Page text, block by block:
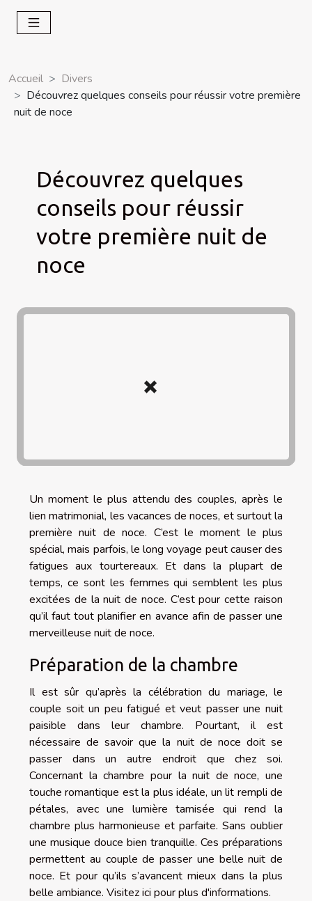
Accueil
Divers
Découvrez quelques conseils pour réussir votre première
nuit de noce
Découvrez quelques
conseils pour réussir
votre première nuit de
noce
Un moment le plus attendu des couples, après le
lien matrimonial, les vacances de noces, et surtout la
première nuit de noce. C’est le moment le plus
spécial, mais parfois, le long voyage peut causer des
fatigues aux tourtereaux. Et dans la plupart de
temps, ce sont les femmes qui semblent les plus
excitées de la nuit de noce. C’est pour cette raison
qu’il faut tout planifier en avance afin de passer une
merveilleuse nuit de noce.
Préparation de la chambre
Il est sûr qu’après la célébration du mariage, le
couple soit un peu fatigué et veut passer une nuit
paisible dans leur chambre. Pourtant, il est
nécessaire de savoir que la nuit de noce doit se
passer dans un autre endroit que chez soi.
Concernant la chambre pour la nuit de noce, une
touche romantique est la plus idéale, un lit rempli de
pétales, avec une lumière tamisée qui rend la
chambre plus harmonieuse et parfaite. Sans oublier
une musique douce bien tranquille. Ces préparations
permettent au couple de passer une belle nuit de
noce. Et pour qu’ils s’avancent mieux dans la plus
belle ambiance. Visitez ici pour plus d'informations.